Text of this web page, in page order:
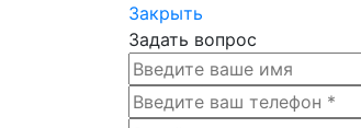
Закрыть
Задать вопрос